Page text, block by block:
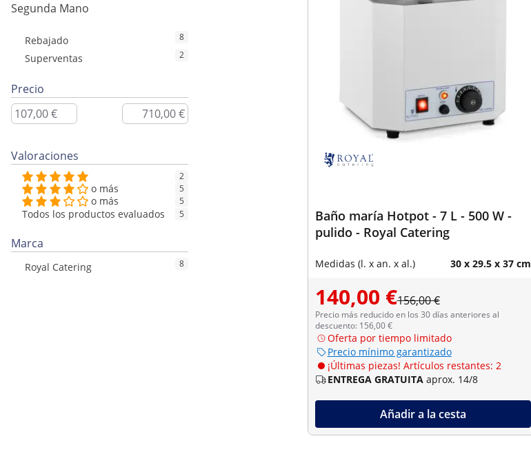
Segunda Mano
Rebajado 8
Superventas 2
Precio
Valoraciones
2
o más 5
o más 5
Todos los productos evaluados 5
Marca
Royal Catering 8
Baño maría Hotpot - 7 L - 500 W -
pulido - Royal Catering
Medidas (l. x an. x al.) 30 x 29.5 x 37 cm
140,00 €156,00 €
Precio más reducido en los 30 días anteriores al
descuento: 156,00 €
Oferta por tiempo limitado
Precio mínimo garantizado
¡Últimas piezas! Artículos restantes: 2
ENTREGA GRATUITA aprox. 14/8
Añadir a la cesta